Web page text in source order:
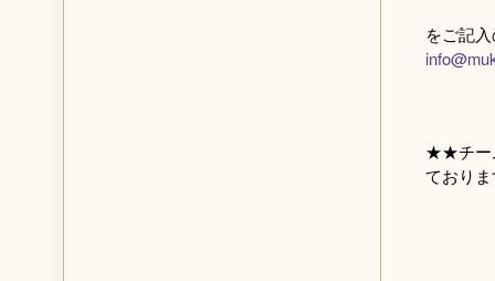
をご記
★★チー
ており